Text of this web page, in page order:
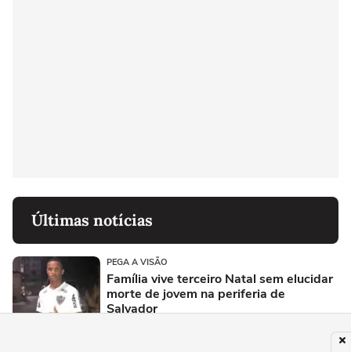
Últimas notícias
PEGA A VISÃO
Família vive terceiro Natal sem elucidar
morte de jovem na periferia de
Salvador